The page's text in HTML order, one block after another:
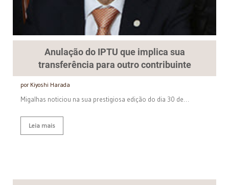
Anulação do IPTU que implica sua
transferência para outro contribuinte
por Kiyoshi Harada
Migalhas noticiou na sua prestigiosa edição do dia 30 de…
Leia mais